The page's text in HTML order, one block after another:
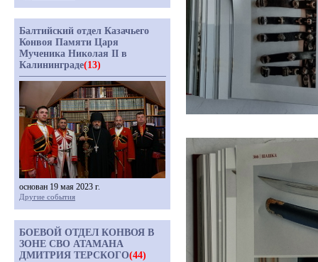
Балтийский отдел Казачьего
Конвоя Памяти Царя
Мученика Николая II в
Калининграде(13)
основан 19 мая 2023 г.
Другие события
БОЕВОЙ ОТДЕЛ КОНВОЯ В
ЗОНЕ СВО АТАМАНА
ДМИТРИЯ ТЕРСКОГО(44)